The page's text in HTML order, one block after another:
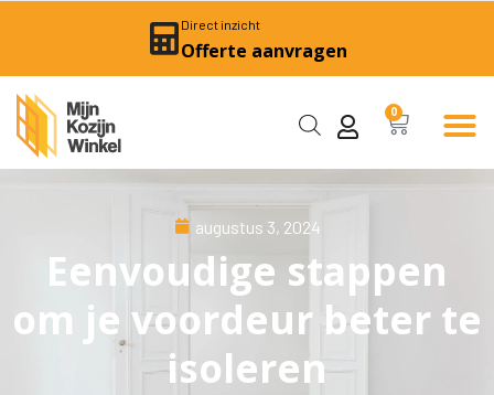
Direct inzicht
Offerte aanvragen
0
augustus 3, 2024
Eenvoudige stappen
om je voordeur beter te
isoleren